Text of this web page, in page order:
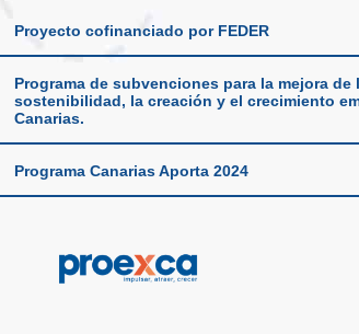
Proyecto cofinanciado por FEDER
Programa de subvenciones para la mejora
sostenibilidad, la creación y el crecimiento
Canarias.
Programa Canarias Aporta 2024